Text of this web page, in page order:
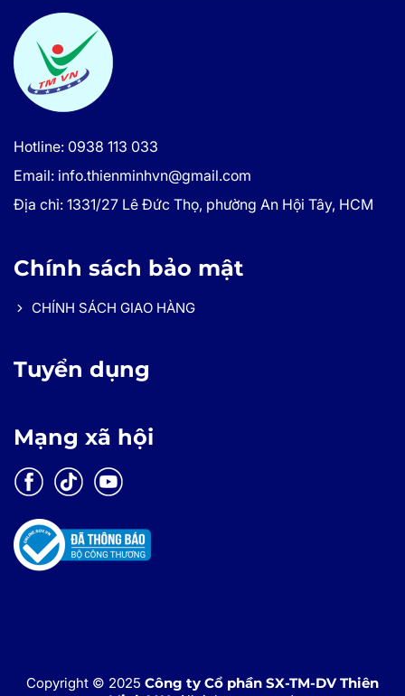
Hotline: 0938 113 033
Email: info.thienminhvn@gmail.com
Địa chỉ: 1331/27 Lê Đức Thọ, phường An Hội Tây, HCM
Chính sách bảo mật
CHÍNH SÁCH GIAO HÀNG
Tuyển dụng
Mạng xã hội
Copyright © 2025 Công ty Cổ phần SX-TM-DV Thiên